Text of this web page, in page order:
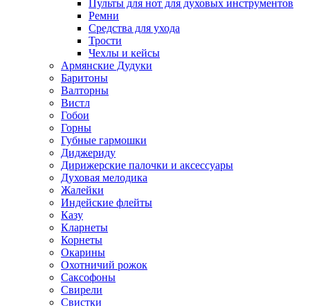
Пульты для нот для духовых инструментов
Ремни
Средства для ухода
Трости
Чехлы и кейсы
Армянские Дудуки
Баритоны
Валторны
Вистл
Гобои
Горны
Губные гармошки
Диджериду
Дирижерские палочки и аксессуары
Духовая мелодика
Жалейки
Индейские флейты
Казу
Кларнеты
Корнеты
Окарины
Охотничий рожок
Саксофоны
Свирели
Свистки